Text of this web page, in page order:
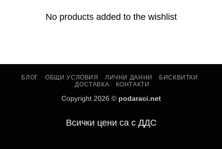
No products added to the wishlist
БЛОГ ОБЩИ УСЛОВИЯ ЛИЧНИ ДАННИ
БИСКВИТКИ
ДОСТАВКА
КОНТАКТИ
Copyright 2026 © podaraci.net
Всички цени са с ДДС